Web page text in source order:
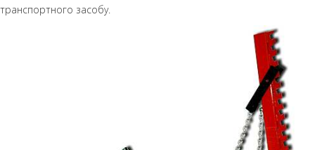
транспортного засобу.